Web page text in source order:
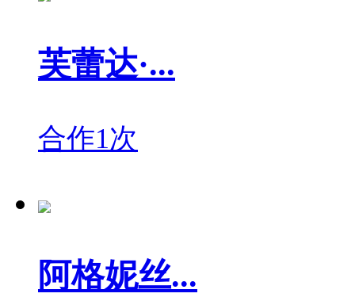
芙蕾达·...
合作1次
阿格妮丝...